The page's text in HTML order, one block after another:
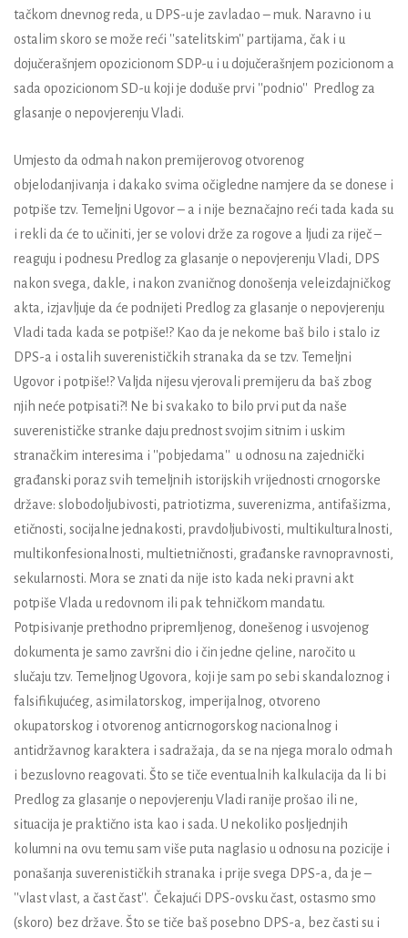
tačkom dnevnog reda, u DPS-u je zavladao – muk. Naravno i u
ostalim skoro se može reći ''satelitskim'' partijama, čak i u
dojučerašnjem opozicionom SDP-u i u dojučerašnjem pozicionom a
sada opozicionom SD-u koji je doduše prvi ''podnio'' Predlog za
glasanje o nepovjerenju Vladi.
Umjesto da odmah nakon premijerovog otvorenog
objelodanjivanja i dakako svima očigledne namjere da se donese i
potpiše tzv. Temeljni Ugovor – a i nije beznačajno reći tada kada su
i rekli da će to učiniti, jer se volovi drže za rogove a ljudi za riječ –
reaguju i podnesu Predlog za glasanje o nepovjerenju Vladi, DPS
nakon svega, dakle, i nakon zvaničnog donošenja veleizdajničkog
akta, izjavljuje da će podnijeti Predlog za glasanje o nepovjerenju
Vladi tada kada se potpiše!? Kao da je nekome baš bilo i stalo iz
DPS-a i ostalih suverenističkih stranaka da se tzv. Temeljni
Ugovor i potpiše!? Valjda nijesu vjerovali premijeru da baš zbog
njih neće potpisati?! Ne bi svakako to bilo prvi put da naše
suverenističke stranke daju prednost svojim sitnim i uskim
stranačkim interesima i ''pobjedama'' u odnosu na zajednički
građanski poraz svih temeljnih istorijskih vrijednosti crnogorske
države: slobodoljubivosti, patriotizma, suverenizma, antifašizma,
etičnosti, socijalne jednakosti, pravdoljubivosti, multikulturalnosti,
multikonfesionalnosti, multietničnosti, građanske ravnopravnosti,
sekularnosti. Mora se znati da nije isto kada neki pravni akt
potpiše Vlada u redovnom ili pak tehničkom mandatu.
Potpisivanje prethodno pripremljenog, donešenog i usvojenog
dokumenta je samo završni dio i čin jedne cjeline, naročito u
slučaju tzv. Temeljnog Ugovora, koji je sam po sebi skandaloznog i
falsifikujućeg, asimilatorskog, imperijalnog, otvoreno
okupatorskog i otvorenog anticrnogorskog nacionalnog i
antidržavnog karaktera i sadražaja, da se na njega moralo odmah
i bezuslovno reagovati. Što se tiče eventualnih kalkulacija da li bi
Predlog za glasanje o nepovjerenju Vladi ranije prošao ili ne,
situacija je praktično ista kao i sada. U nekoliko posljednjih
kolumni na ovu temu sam više puta naglasio u odnosu na pozicije i
ponašanja suverenističkih stranaka i prije svega DPS-a, da je –
''vlast vlast, a čast čast''. Čekajući DPS-ovsku čast, ostasmo smo
(skoro) bez države. Što se tiče baš posebno DPS-a, bez časti su i